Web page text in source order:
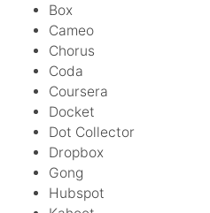
Box
Cameo
Chorus
Coda
Coursera
Docket
Dot Collector
Dropbox
Gong
Hubspot